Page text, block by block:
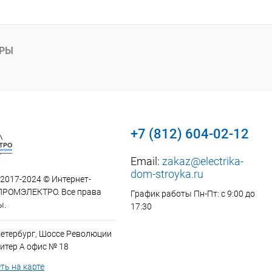
2024 © Интернет-
Все права
Шоссе Революции
А офис № 18
на карте
+7 (812) 604-02-12
Email: zakaz@electrika-
dom-stroyka.ru
График работы Пн-Пт: с 9:00 до
17:30